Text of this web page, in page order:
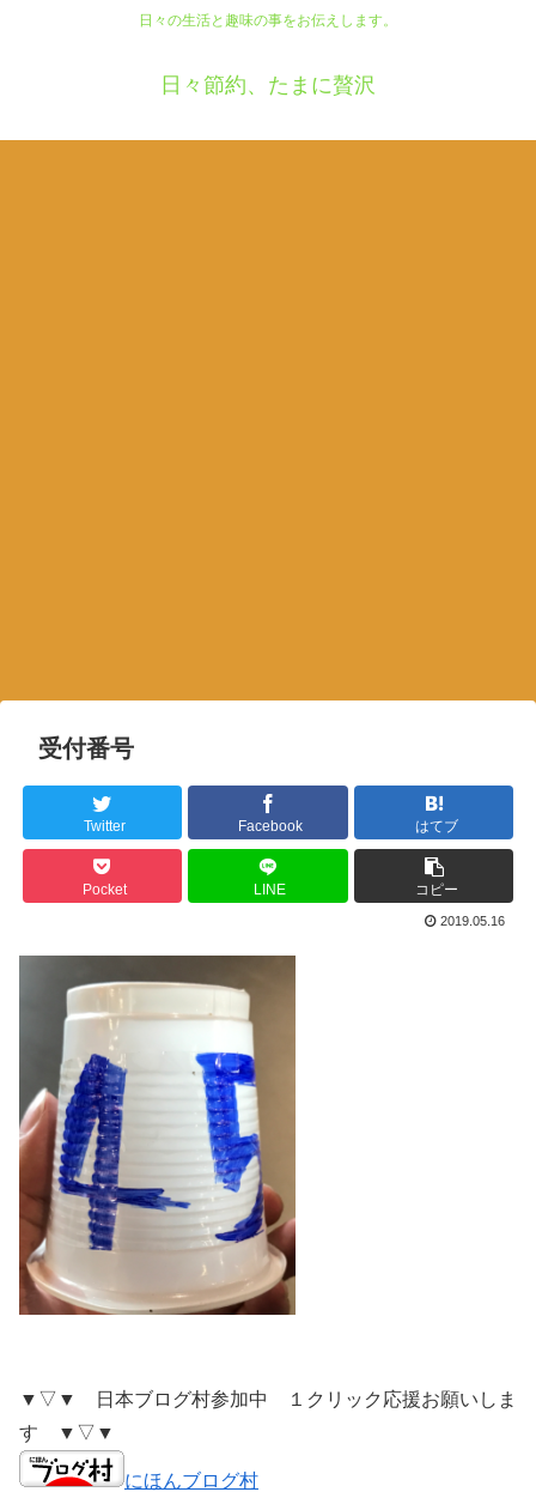
日々の生活と趣味の事をお伝えします。
日々節約、たまに贅沢
受付番号
Twitter Facebook はてブ
Pocket LINE コピー
2019.05.16
▼▽▼ 日本ブログ村参加中 １クリック応援お願いしま
す ▼▽▼
にほんブログ村